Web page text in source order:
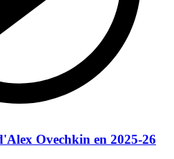
Ovechkin en 2025-26